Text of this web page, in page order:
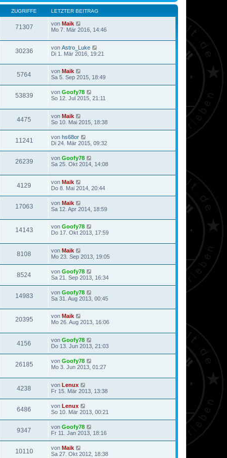
ZUGRIFFE LETZTER BEITRAG
71307 von Maik
Mo 7. Mär 2016, 14:46
30236 von Astro_Luke
Di 1. Mär 2016, 19:21
5764 von Maik
Sa 5. Sep 2015, 18:49
53839 von Goofy78
So 12. Jul 2015, 21:11
4475 von Maik
So 10. Mai 2015, 18:38
11241 von hs68or
Di 24. Mär 2015, 09:32
26239 von Goofy78
Sa 25. Okt 2014, 14:08
4129 von Maik
Do 8. Mai 2014, 20:44
17063 von Maik
Sa 12. Apr 2014, 18:59
14143 von Goofy78
Do 17. Okt 2013, 17:59
8108 von Maik
Mo 23. Sep 2013, 19:05
8524 von Goofy78
Sa 21. Sep 2013, 16:34
14983 von Goofy78
Sa 31. Aug 2013, 00:45
20395 von Maik
Mo 26. Aug 2013, 16:06
4156 von Goofy78
Do 13. Jun 2013, 21:03
26185 von Goofy78
Mo 3. Jun 2013, 01:27
4238 von Lenux
Fr 15. Mär 2013, 13:38
6486 von Lenux
So 10. Mär 2013, 00:21
9347 von Goofy78
Fr 11. Jan 2013, 18:16
10110 von Maik
Sa 27. Okt 2012, 18:38